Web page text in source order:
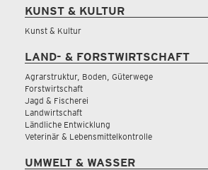
KUNST & KULTUR
Kunst & Kultur
LAND- & FORSTWIRTSCHAFT
Agrarstruktur, Boden, Güterwege
Forstwirtschaft
Jagd & Fischerei
Landwirtschaft
Ländliche Entwicklung
Veterinär & Lebensmittelkontrolle
UMWELT & WASSER